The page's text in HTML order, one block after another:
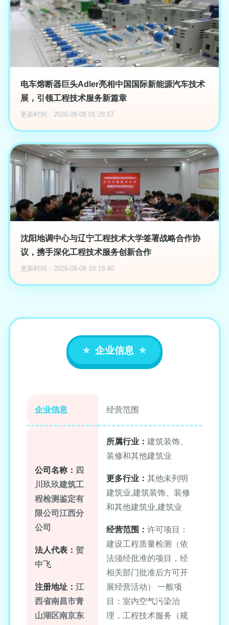
电车熔断器巨头Adler亮相中国国际新能源汽车技术
展，引领工程技术服务新篇章
更新时间：2026-08-08 01:28:57
沈阳地调中心与辽宁工程技术大学签署战略合作协
议，携手深化工程技术服务创新合作
更新时间：2026-08-08 18:18:40
企业信息
企业信息 经营范围
公司名称： 四
川玖玖建筑工
程检测鉴定有
限公司江西分
公司
法人代表： 贺
中飞
注册地址： 江
西省南昌市青
山湖区南京东
所属行业： 建筑装饰、
装修和其他建筑业
更多行业： 其他未列明
建筑业,建筑装饰、装修
和其他建筑业,建筑业
经营范围： 许可项目：
建设工程质量检测（依
法须经批准的项目，经
相关部门批准后方可开
展经营活动） 一般项
目：室内空气污染治
理，工程技术服务（规